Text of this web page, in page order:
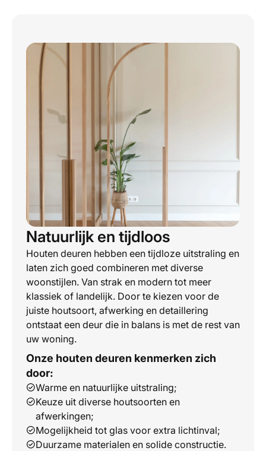
Natuurlijk en tijdloos
Houten deuren hebben een tijdloze uitstraling en
laten zich goed combineren met diverse
woonstijlen. Van strak en modern tot meer
klassiek of landelijk. Door te kiezen voor de
juiste houtsoort, afwerking en detaillering
ontstaat een deur die in balans is met de rest van
uw woning.
Onze houten deuren kenmerken zich
door:
Warme en natuurlijke uitstraling;
Keuze uit diverse houtsoorten en
afwerkingen;
Mogelijkheid tot glas voor extra lichtinval;
Duurzame materialen en solide constructie.